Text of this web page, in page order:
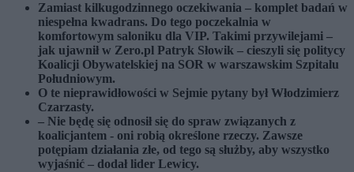
Zamiast kilkugodzinnego oczekiwania – komplet badań w
niespełna kwadrans. Do tego poczekalnia w
komfortowym saloniku dla VIP. Takimi przywilejami –
jak ujawnił w Zero.pl Patryk Słowik – cieszyli się politycy
Koalicji Obywatelskiej na SOR w warszawskim Szpitalu
Południowym.
O te nieprawidłowości w Sejmie pytany był Włodzimierz
Czarzasty.
– Nie będę się odnosił się do spraw związanych z
koalicjantem - oni robią określone rzeczy. Zawsze
potępiam działania złe, od tego są służby, aby wszystko
wyjaśnić – dodał lider Lewicy.